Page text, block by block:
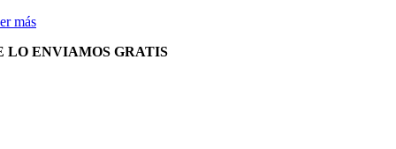
más
LO ENVIAMOS GRATIS